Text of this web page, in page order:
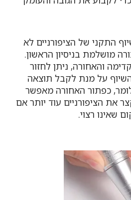
התקני של הציפורניים לא
מושלמת בניסיון הראשון.
והאחורה, ניתן לחזור
על מנת לקבל תוצאה
כפתור האחורה מאפשר
את הציפורניים עוד יותר אם
שאינו רצוי.